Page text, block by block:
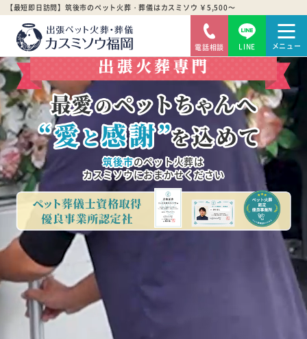
【最短即日訪問】筑後市のペット火葬・葬儀はカスミソウ ￥5,500～
電話相談 LINE
筑後市のペット火葬は
カスミソウにおまかせください